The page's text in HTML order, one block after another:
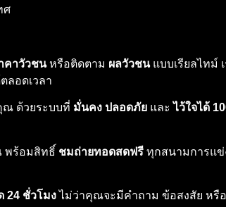
ศ
คาวัวชนหรือติดตาม ผลวัวชนแบบเรียลไทม์
ลอดเวลา
ณ ด้วยระบบที่ มั่นคง ปลอดภัย และไว้ใจได้
พร้อมสิทธิ์ ชมถ่ายทอดสดฟรี ทุกสนามการแ
24 ชั่วโมงไม่ว่าคุณจะมีคำถาม ข้อสงสัย หรื